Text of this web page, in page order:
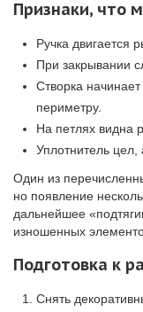
Признаки, что
Ручка двигается
При закрывании
Створка
периметру.
На петлях видна
Уплотнитель цел,
Один из
но появление
дальнейшее
изношенных
Подготовка к
Снять